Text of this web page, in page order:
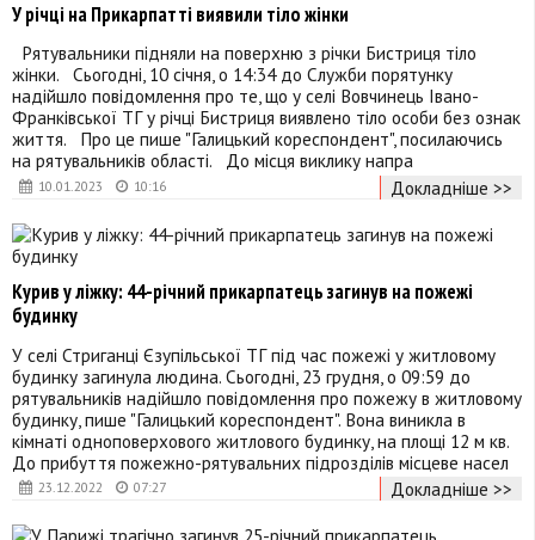
10.01.2023 10:16
У річці на Прикарпатті виявили тіло жінки
Рятувальники підняли на поверхню з річки Бистриця тіло
жінки. Сьогодні, 10 січня, о 14:34 до Служби порятунку
надійшло повідомлення про те, що у селі Вовчинець Івано-
Франківської ТГ у річці Бистриця виявлено тіло особи без ознак
життя. Про це пише "Галицький кореспондент", посилаючись
на рятувальників області. До місця виклику напра
Докладніше >>
23.12.2022 07:27
Курив у ліжку: 44-річний прикарпатець загинув на пожежі
будинку
У селі Стриганці Єзупільської ТГ під час пожежі у житловому
будинку загинула людина. Сьогодні, 23 грудня, о 09:59 до
рятувальників надійшло повідомлення про пожежу в житловому
будинку, пише "Галицький кореспондент". Вона виникла в
кімнаті одноповерхового житлового будинку, на площі 12 м кв.
До прибуття пожежно-рятувальних підрозділів місцеве насел
Докладніше >>